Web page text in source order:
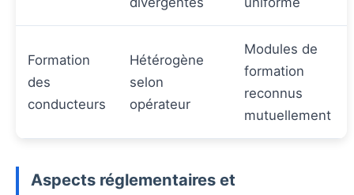
Formation
des
conducteurs
Hétérogène
selon
opérateur
Modules de
formation
reconnus
mutuellement
Aspects réglementaires et